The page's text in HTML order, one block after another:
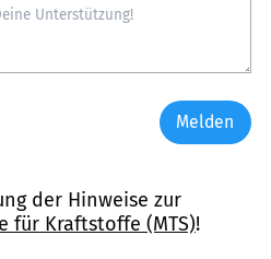
Melden
der Hinweise zur
für Kraftstoffe (MTS)!